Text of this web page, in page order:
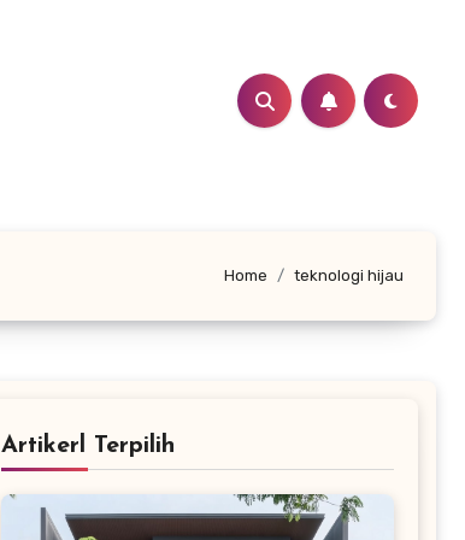
Home teknologi hijau
Artikerl Terpilih